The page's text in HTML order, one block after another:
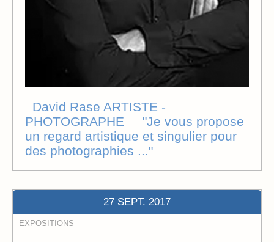
David Rase ARTISTE -
PHOTOGRAPHE "Je vous propose
un regard artistique et singulier pour
des photographies ..."
27 SEPT. 2017
EXPOSITIONS